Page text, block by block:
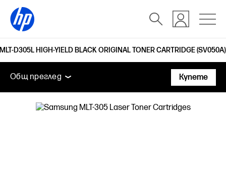
D305L HIGH-YIELD BLACK ORIGINAL TONER CARTRIDGE (SV050A)
Общ преглед
Поддръжка
Общ преглед
Общ преглед
Купете